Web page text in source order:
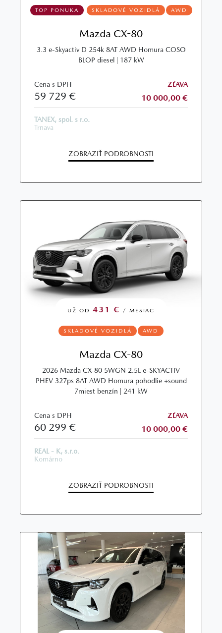
TOP PONUKA SKLADOVÉ VOZIDLÁ AWD
Mazda CX-80
3.3 e-Skyactiv D 254k 8AT AWD Homura COSO
BLOP diesel | 187 kW
Cena s DPH
59 729 €
ZĽAVA
10 000,00 €
TANEX, spol. s r.o.
Trnava
ZOBRAZIŤ PODROBNOSTI
UŽ OD431 € / MESIAC
SKLADOVÉ VOZIDLÁ AWD
Mazda CX-80
2026 Mazda CX‑80 5WGN 2.5L e‑SKYACTIV
PHEV 327ps 8AT AWD Homura pohodlie +sound
7miest benzín | 241 kW
Cena s DPH
60 299 €
ZĽAVA
10 000,00 €
REAL - K, s.r.o.
Komárno
ZOBRAZIŤ PODROBNOSTI